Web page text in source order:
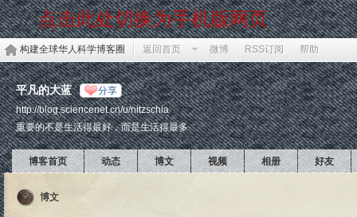
点击此处切换为手机版网页
构建全球华人科学博客圈 返回首页 微博 RSS订阅 帮助
平凡的大蓝 分享
http://blog.sciencenet.cn/u/nitzschia
重要的不是生活得最好，而是生活得最多
博客首页 动态 博文 视频 相册 好友
博文